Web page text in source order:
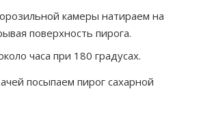
камеры натираем на
поверхность пирога.
часа при 180 градусах.
посыпаем пирог сахарной